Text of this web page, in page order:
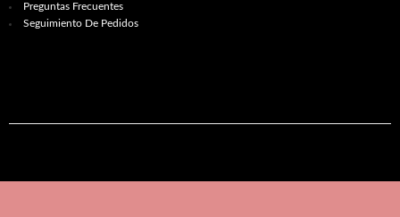
Preguntas Frecuentes
Seguimiento De Pedidos